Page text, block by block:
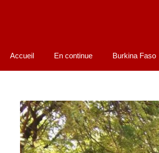
Accueil En continue Burkina Faso